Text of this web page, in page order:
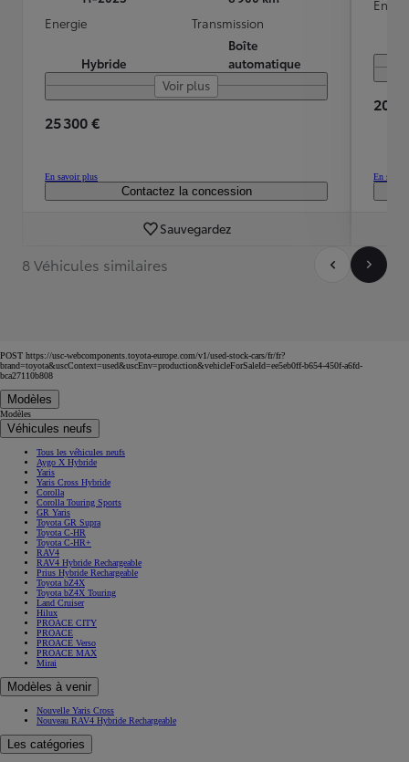
Energie
Hybride
Transmission
Boîte
automatique
Voir plus
25 300 €
En savoir plus
Contactez la concession
Sauvegardez
20
En
8 Véhicules similaires
POST https://usc-webcomponents.toyota-europe.com/v1/used-stock-cars/fr/fr?
brand=toyota&uscContext=used&uscEnv=production&vehicleForSaleId=ee5eb0ff-b654-450f-a6fd-
bca27110b808
Modèles
Modèles
Véhicules neufs
Tous les véhicules neufs
Aygo X Hybride
Yaris
Yaris Cross Hybride
Corolla
Corolla Touring Sports
GR Yaris
Toyota GR Supra
Toyota C-HR
Toyota C-HR+
RAV4
RAV4 Hybride Rechargeable
Prius Hybride Rechargeable
Toyota bZ4X
Toyota bZ4X Touring
Land Cruiser
Hilux
PROACE CITY
PROACE
PROACE Verso
PROACE MAX
Mirai
Modèles à venir
Nouvelle Yaris Cross
Nouveau RAV4 Hybride Rechargeable
Les catégories